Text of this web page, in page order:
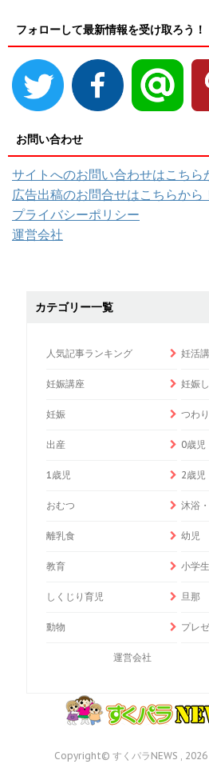
フォローして最新情報を受け取ろう！
お問い合わせ
サイトへのお問い合わせはこちら
広告出稿のお問合せはこちらから
プライバシーポリシー
運営会社
カテゴリー一覧
人気記事ランキング 妊活
妊娠講座 妊娠
妊娠 つわり
出産 0歳児
1歳児 2歳児
おむつ 沐浴
離乳食 幼児
教育 小学生
しくじり育児 旦那
動物 プレ
運営会社
Copyright© すくパラNEWS ,